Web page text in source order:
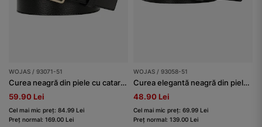
WOJAS / 93071-51
Curea neagră din piele cu cataramă aurie
59.90 Lei
Cel mai mic preț: 84.99 Lei
Preț normal: 169.00 Lei
WOJAS / 93058-51
Curea elegantă neagră din piele granulată damă
48.90 Lei
Cel mai mic preț: 69.99 Lei
Preț normal: 139.00 Lei